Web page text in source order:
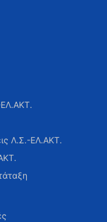
ΕΛ.ΑΚΤ.
Λ.Σ.-ΕΛ.ΑΚΤ.